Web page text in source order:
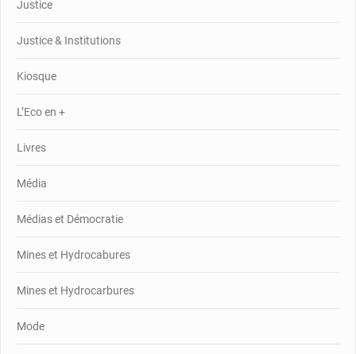
Justice
Justice & Institutions
Kiosque
L’Eco en +
Livres
Média
Médias et Démocratie
Mines et Hydrocabures
Mines et Hydrocarbures
Mode